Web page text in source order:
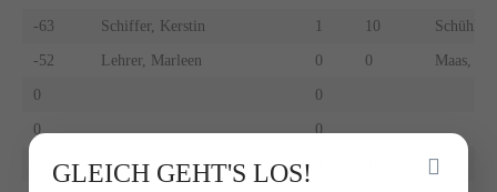
-63 Schiffer, Kerstin 10
-52 Lehrer, Marleen 0 0 Maas,
0 0
0 0
Inhalt
GLEICH GEHT'S LOS!